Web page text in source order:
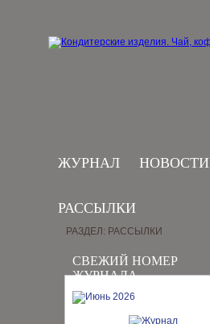
ЖУРНАЛ НОВОСТИ
РАССЫЛКИ
СВЕЖИЙ НОМЕР
ЖУРНАЛА
РАЗДЕЛ: РАССЫЛКИ